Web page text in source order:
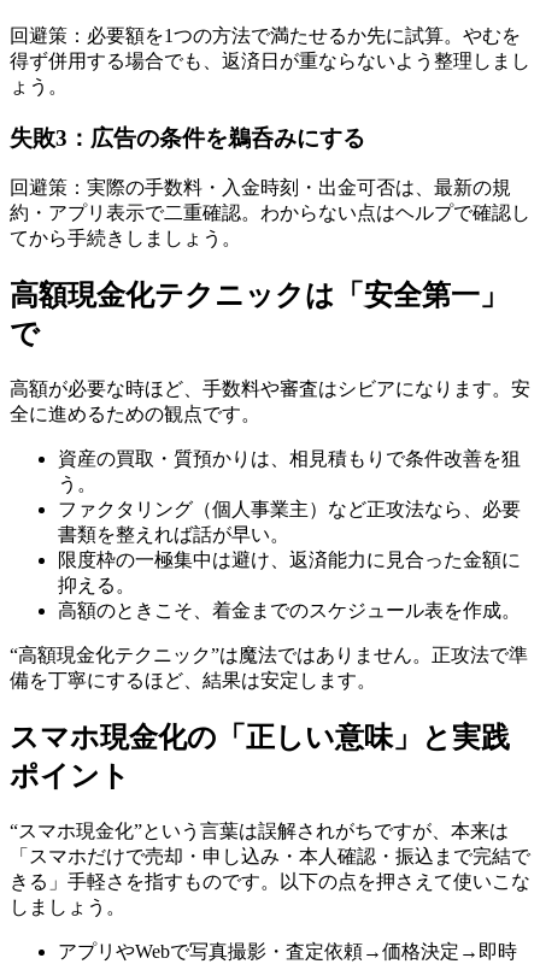
回避策：必要額を1つの方法で満たせるか先に試算。やむを
得ず併用する場合でも、返済日が重ならないよう整理しまし
ょう。
失敗3：広告の条件を鵜呑みにする
回避策：実際の手数料・入金時刻・出金可否は、最新の規
約・アプリ表示で二重確認。わからない点はヘルプで確認し
てから手続きしましょう。
高額現金化テクニックは「安全第一」
で
高額が必要な時ほど、手数料や審査はシビアになります。安
全に進めるための観点です。
資産の買取・質預かりは、相見積もりで条件改善を狙
う。
ファクタリング（個人事業主）など正攻法なら、必要
書類を整えれば話が早い。
限度枠の一極集中は避け、返済能力に見合った金額に
抑える。
高額のときこそ、着金までのスケジュール表を作成。
“高額現金化テクニック”は魔法ではありません。正攻法で準
備を丁寧にするほど、結果は安定します。
スマホ現金化の「正しい意味」と実践
ポイント
“スマホ現金化”という言葉は誤解されがちですが、本来は
「スマホだけで売却・申し込み・本人確認・振込まで完結で
きる」手軽さを指すものです。以下の点を押さえて使いこな
しましょう。
アプリやWebで写真撮影・査定依頼→価格決定→即時